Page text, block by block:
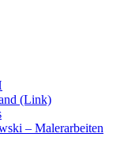
(Link)
– Malerarbeiten